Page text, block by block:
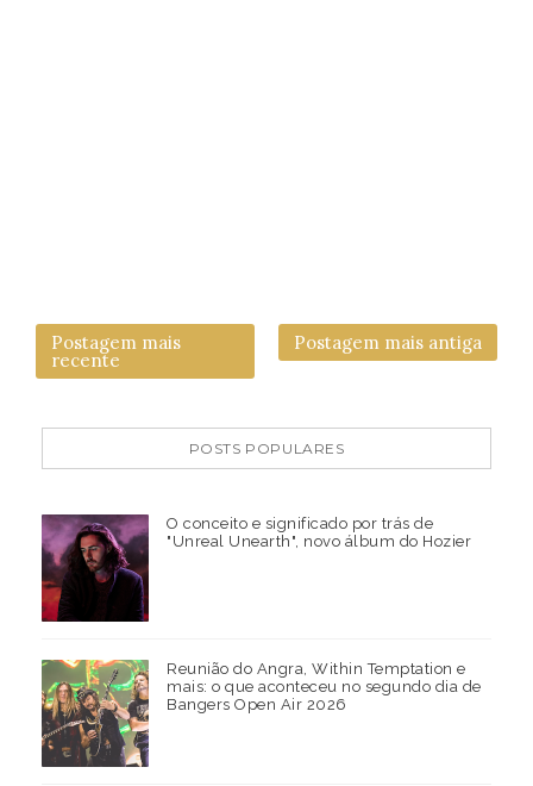
Postagem mais
recente
Postagem mais antiga
POSTS POPULARES
O conceito e significado por trás de
"Unreal Unearth", novo álbum do Hozier
Reunião do Angra, Within Temptation e
mais: o que aconteceu no segundo dia de
Bangers Open Air 2026